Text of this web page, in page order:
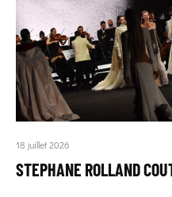
18 juillet 2026
STEPHANE ROLLAND